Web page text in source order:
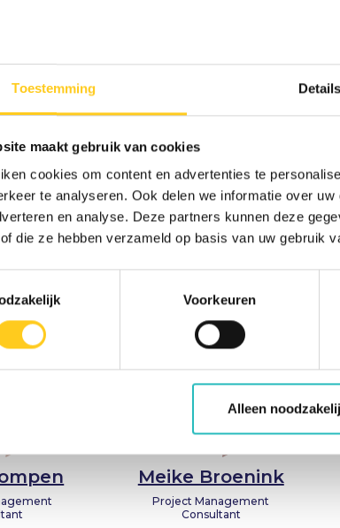
Toestemming Details
maakt gebruik van cookies
cookies om content en advertenties te
te analyseren. Ook delen we informatie over
en analyse. Deze partners kunnen deze
die ze hebben verzameld op basis van uw gebruik
Voorkeuren
Alleen
Tjardo
Meulenbroek
Entrepreneur, Trainer, and
Meike Broenink
Project Management
Consultant